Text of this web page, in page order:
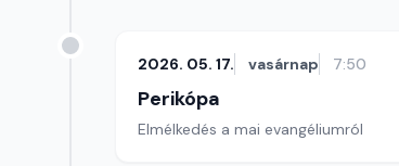
2026. 05. 17. vasárnap 7:50
Perikópa
Elmélkedés a mai evangéliumról